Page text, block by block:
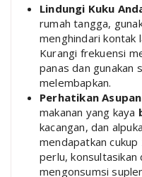
Lindungi Kuku
rumah tangga,
menghindari kontak
Kurangi frekuensi
panas dan gunakan
melembapkan.
Perhatikan
makanan yang kaya
kacangan, dan
mendapatkan cukup
perlu,
mengonsumsi